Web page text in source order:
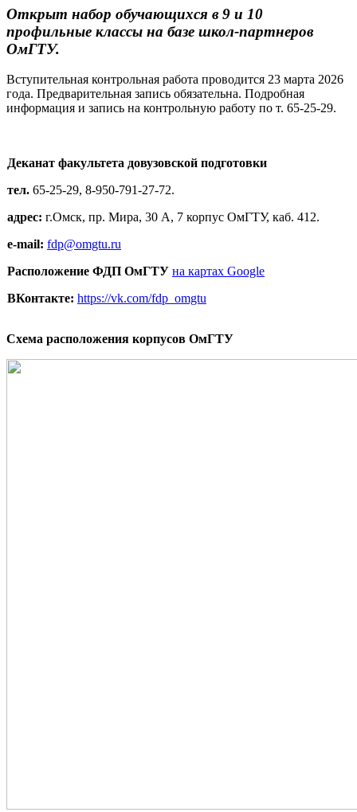
Открыт набор обучающихся в 9 и 10
профильные классы на базе школ-партнеров
ОмГТУ.
Вступительная контрольная работа проводится 23 марта 2026
года. Предварительная запись обязательна. Подробная
информация и запись на контрольную работу по т. 65-25-29.
Деканат факультета довузовской подготовки
тел. 65-25-29, 8-950-791-27-72.
адрес: г.Омск, пр. Мира, 30 А, 7 корпус ОмГТУ, каб. 412.
е-mail: fdp@omgtu.ru
Расположение ФДП ОмГТУ на картах Google
ВКонтакте: https://vk.com/fdp_omgtu
Схема расположения корпусов ОмГТУ